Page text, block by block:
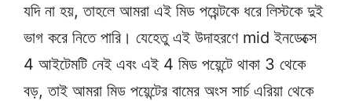
যদি না হয়, তাহলে আমরা এই মিড পয়েন্টকে ধরে লিস্টকে দুই
ভাগ করে নিতে পারি। যেহেতু এই উদাহরণে mid ইনডেক্সে
4 আইটেমটি নেই এবং এই 4 মিড পয়েন্টে থাকা 3 থেকে
বড়, তাই আমরা মিড পয়েন্টের বামের অংস সার্চ এরিয়া থেকে